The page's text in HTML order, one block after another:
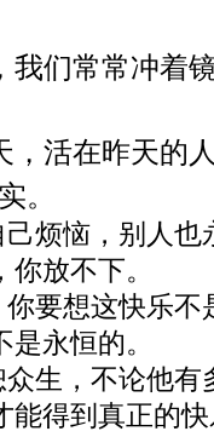
我们常常冲着
，活在昨天的
。
烦恼，别人
放不下。
要想这快乐
永恒的。
生，不论他
能得到真正的